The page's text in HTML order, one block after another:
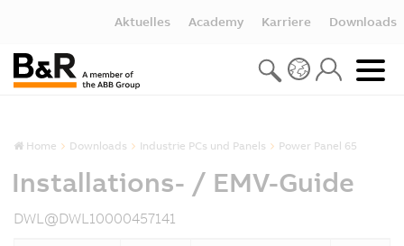
Aktuelles Academy Karriere Downloads
Home Downloads Industrie PCs und Panels Power Panel 65
Installations- / EMV-Guide
DWL@DWL10000457141